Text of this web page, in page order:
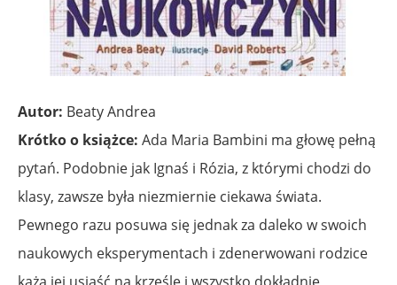
Autor: Beaty Andrea
Krótko o książce: Ada Maria Bambini ma głowę pełną
pytań. Podobnie jak Ignaś i Rózia, z którymi chodzi do
klasy, zawsze była niezmiernie ciekawa świata.
Pewnego razu posuwa się jednak za daleko w swoich
naukowych eksperymentach i zdenerwowani rodzice